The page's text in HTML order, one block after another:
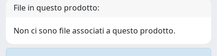
File in questo prodotto:
Non ci sono file associati a questo prodotto.